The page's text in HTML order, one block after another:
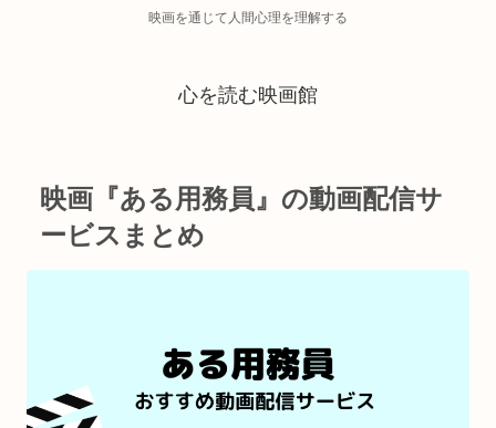
映画を通じて人間心理を理解する
心を読む映画館
映画『ある用務員』の動画配信サ
ービスまとめ